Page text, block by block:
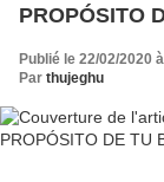
PROPÓSITO
Publié le 22/02/2020
Par thujeghu